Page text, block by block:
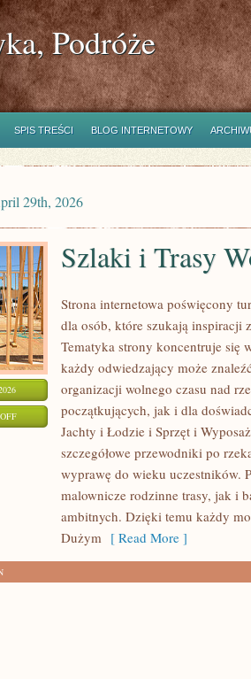
Podróże
SPIS TREŚCI BLOG INTERNETOWY
29th, 2026
ON
Szlaki i Trasy
Strona internetowa poświęcony
dla osób, które szukają inspiracji
Tematyka strony koncentruje się
każdy odwiedzający może
organizacji wolnego czasu nad
początkujących, jak i dla
Jachty i Łodzie i Sprzęt i
szczegółowe przewodniki po
wyprawę do wieku uczestników.
malownicze rodzinne trasy, jak i
ambitnych. Dzięki temu każdy
Dużym [ Read More ]